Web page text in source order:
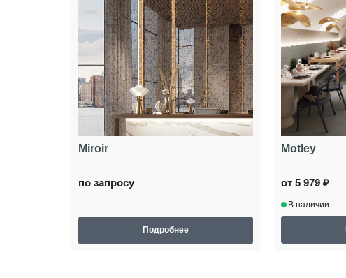
Miroir
по запросу
Подробнее
Motley
от 5 979 ₽
В наличии